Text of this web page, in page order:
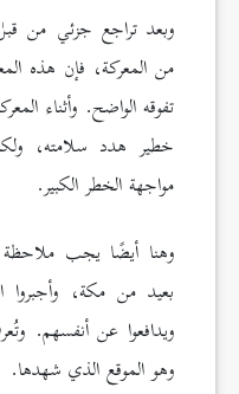
وبعد تراجع جزئي من
من المعركة، فإن هذه
تفوقه الواضح. وأثناء
خطير هدد سلامته،
مواجهة الخطر الكبير.
وهنا أيضًا يجب
بعيد من مكة، وأجبروا
ويدافعوا عن أنفسهم.
وهو الموقع الذي شهدها.